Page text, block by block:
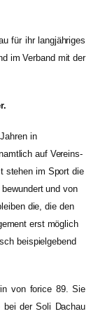
für ihr langjähriges
im Verband mit der
in
auf Vereins-
stehen im Sport die
und von
die, die den
erst möglich
beispielgebend
von forice 89. Sie
bei der Soli Dachau